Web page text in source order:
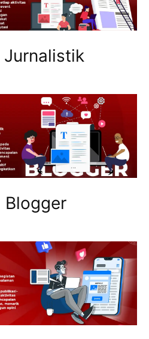
Jurnalistik
Blogger